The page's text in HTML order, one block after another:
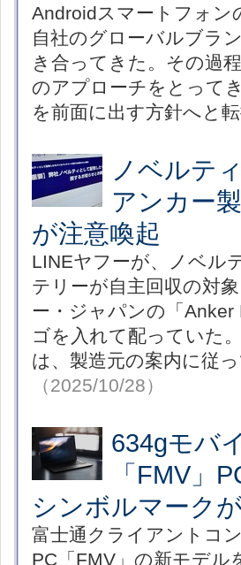
Androidスマートフォン
自社のグローバルブラ
き合ってきた。その過
のアプローチをとって
を前面に出す方針へと転
ノベルテ
アンカー
が注意喚起
LINEヤフーが、ノベル
テリーが自主回収の対
ー・ジャパンの「
ゴを入れて配っていた
は、製造元の案内に従
（2025/10/28）
634gモバ
「FMV」
シンボルマーク
富士通クライアントコ
PC「FMV」の新モデル